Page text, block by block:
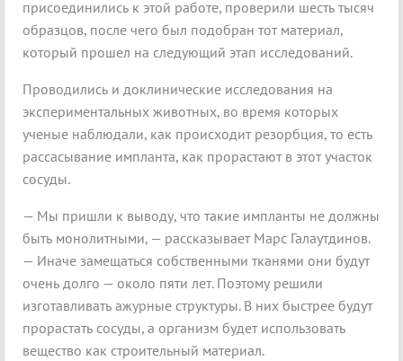
присоединились к этой работе, проверили шесть тысяч
образцов, после чего был подобран тот материал,
который прошел на следующий этап исследований.
Проводились и доклинические исследования на
экспериментальных животных, во время которых
ученые наблюдали, как происходит резорбция, то есть
рассасывание импланта, как прорастают в этот участок
сосуды.
— Мы пришли к выводу, что такие импланты не должны
быть монолитными, — рассказывает Марс Галаутдинов.
— Иначе замещаться собственными тканями они будут
очень долго — около пяти лет. Поэтому решили
изготавливать ажурные структуры. В них быстрее будут
прорастать сосуды, а организм будет использовать
вещество как строительный материал.